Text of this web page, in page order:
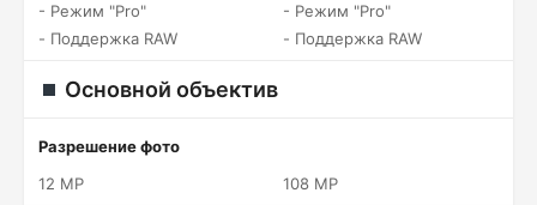
- Режим "Pro"
- Поддержка RAW
- Режим "Pro"
- Поддержка RAW
Основной объектив
Разрешение фото
12 MP
108 MP